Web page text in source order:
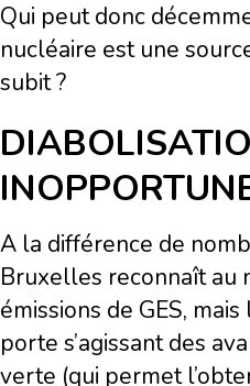
Qui peut donc
nucléaire est une
subit ?
A la différence de
Bruxelles reconnaît au
émissions de GES,
porte s’agissant des
verte (qui permet